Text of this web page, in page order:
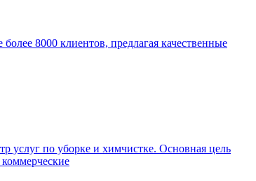
8000 клиентов, предлагая качественные
услуг по уборке и химчистке. Основная цель